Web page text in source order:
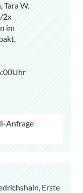
Tara W.
2x
im
Anfrage
Erste